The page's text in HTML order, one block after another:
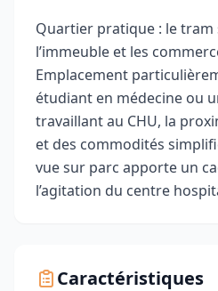
Quartier pratique : le tram
l’immeuble et les
Emplacement
étudiant en médecine ou
travaillant au CHU, la
et des commodités
vue sur parc apporte un
l’agitation du centre
Caractéristiques